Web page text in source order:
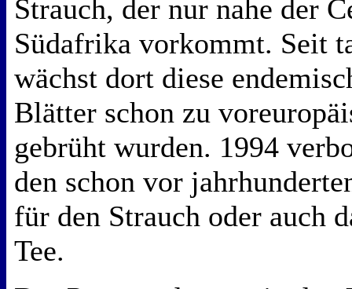
Strauch, der nur nahe der
Südafrika vorkommt. Seit
wächst dort diese
Blätter schon zu
gebrüht wurden. 1994
den schon vor
für den Strauch oder auch
Tee.